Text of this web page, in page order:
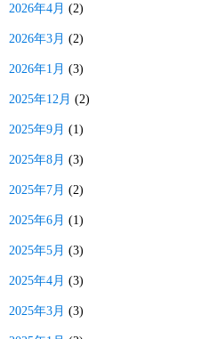
2026年4月 (2)
2026年3月 (2)
2026年1月 (3)
2025年12月 (2)
2025年9月 (1)
2025年8月 (3)
2025年7月 (2)
2025年6月 (1)
2025年5月 (3)
2025年4月 (3)
2025年3月 (3)